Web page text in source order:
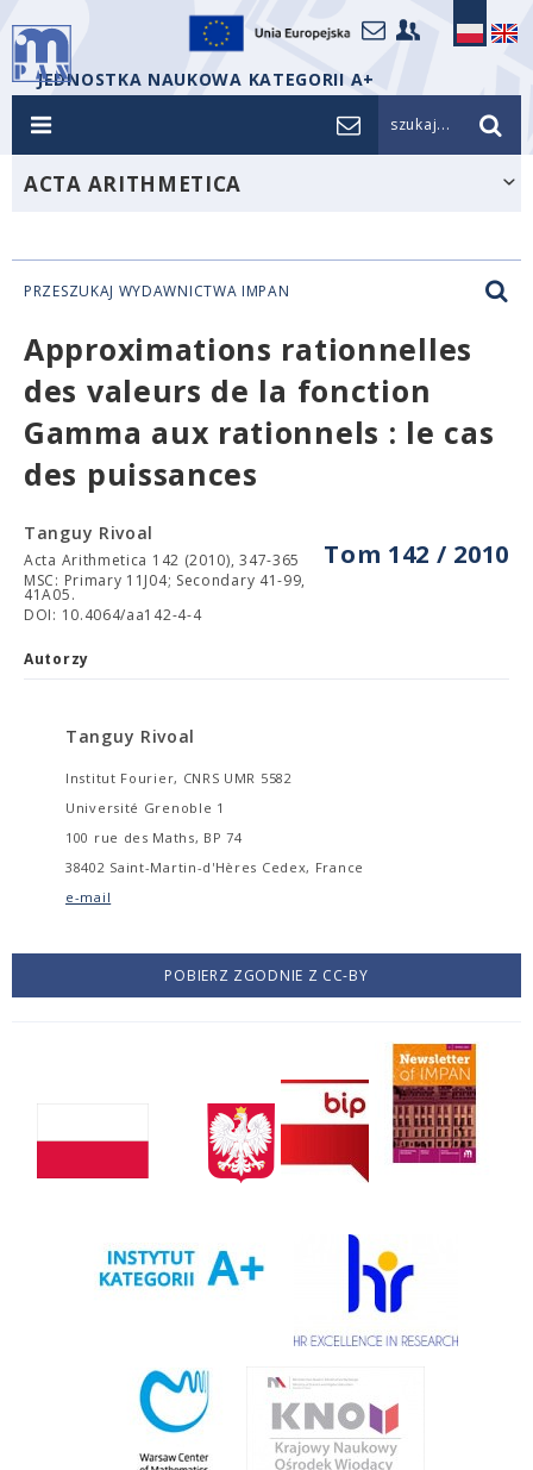
JEDNOSTKA NAUKOWA KATEGORII A+
szukaj...
ACTA ARITHMETICA
PRZESZUKAJ WYDAWNICTWA IMPAN
Approximations rationnelles
des valeurs de la fonction
Gamma aux rationnels : le cas
des puissances
Tom 142 / 2010
Tanguy Rivoal
Acta Arithmetica 142 (2010), 347-365
MSC: Primary 11J04; Secondary 41-99,
41A05.
DOI: 10.4064/aa142-4-4
Autorzy
Tanguy Rivoal
Institut Fourier, CNRS UMR 5582
Université Grenoble 1
100 rue des Maths, BP 74
38402 Saint-Martin-d'Hères Cedex, France
e-mail
POBIERZ ZGODNIE Z CC-BY